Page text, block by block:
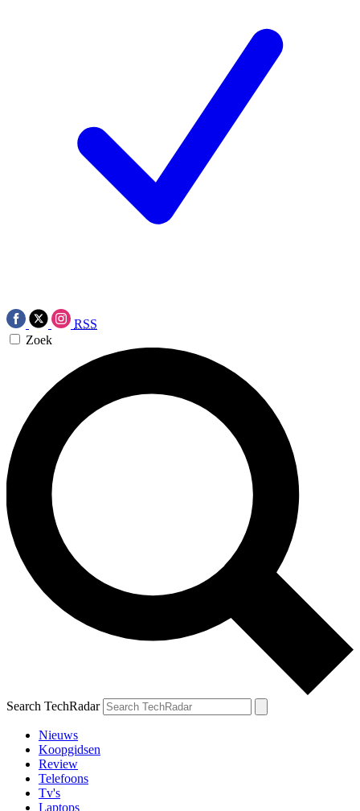
RSS
Zoek
Search TechRadar
Nieuws
Koopgidsen
Review
Telefoons
Tv's
Laptops